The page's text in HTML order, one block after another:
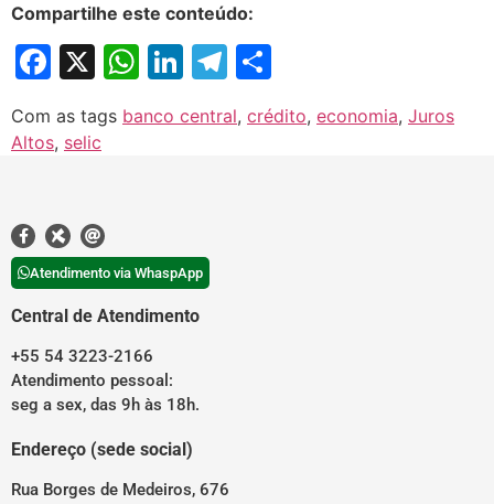
Compartilhe este conteúdo:
Facebook
X WhatsApp
LinkedIn
Telegram
Com as tags banco central, crédito, economia, Juros
Altos, selic
Atendimento via WhaspApp
Central de Atendimento
+55 54 3223-2166
Atendimento pessoal:
seg a sex, das 9h às 18h.
Endereço (sede social)
Rua Borges de Medeiros, 676